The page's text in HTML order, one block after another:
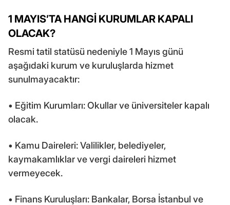
1 MAYIS’TA HANGİ KURUMLAR KAPALI
OLACAK?
Resmi tatil statüsü nedeniyle 1 Mayıs günü
aşağıdaki kurum ve kuruluşlarda hizmet
sunulmayacaktır:
• Eğitim Kurumları: Okullar ve üniversiteler kapalı
olacak.
• Kamu Daireleri: Valilikler, belediyeler,
kaymakamlıklar ve vergi daireleri hizmet
vermeyecek.
• Finans Kuruluşları: Bankalar, Borsa İstanbul ve